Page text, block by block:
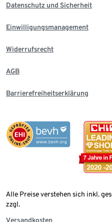
Datenschutz und Sicherheit
Einwilligungsmanagement
Widerrufsrecht
AGB
Barrierefreiheitserklärung
Alle Preise verstehen sich inkl.
zzgl.
Versandkosten